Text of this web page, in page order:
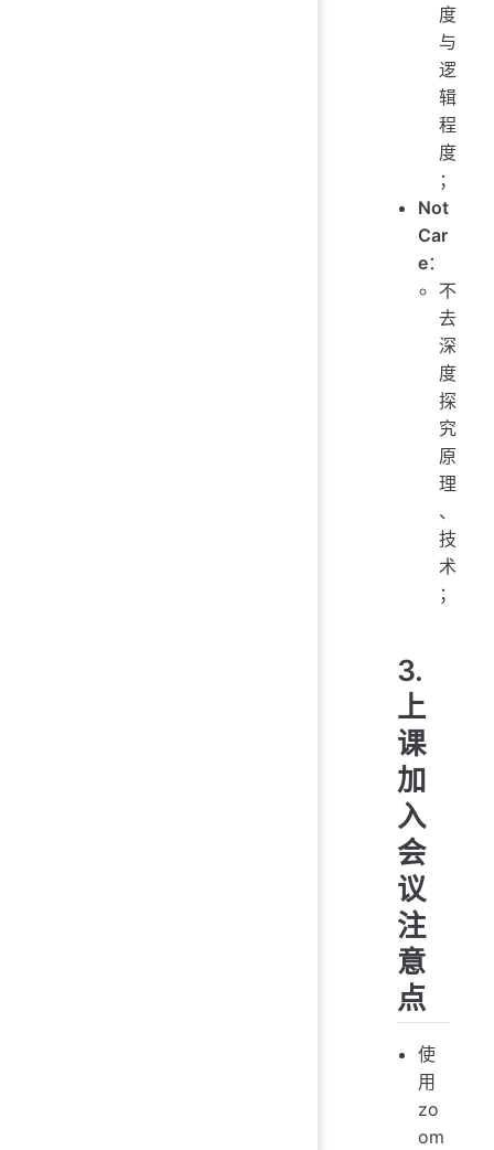
度
与
逻
辑
程
度
；
Not
Car
e：
不
去
深
度
探
究
原
理
、
技
术
；
3.
上
课
加
入
会
议
注
意
点
使
用
zo
om